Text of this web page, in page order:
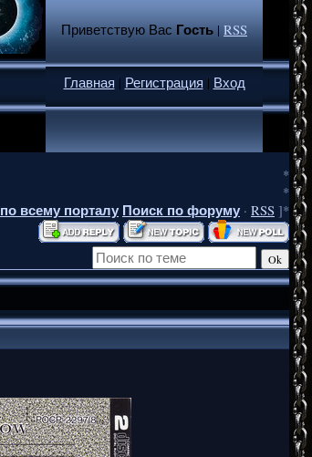
Приветствую Вас Гость|RSS
Главная | Регистрация | Вход
*
*
всему порталу Поиск по форуму · RSS ]*